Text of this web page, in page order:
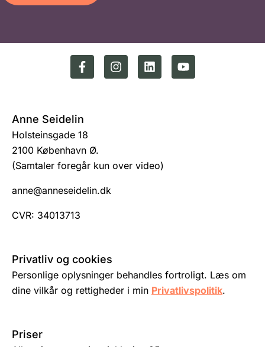
Anne Seidelin
Holsteinsgade 18
2100 København Ø.
(Samtaler foregår kun over video)
anne@anneseidelin.dk
CVR: 34013713
Privatliv og cookies
Personlige oplysninger behandles fortroligt. Læs om
dine vilkår og rettigheder i min Privatlivspolitik.
Priser